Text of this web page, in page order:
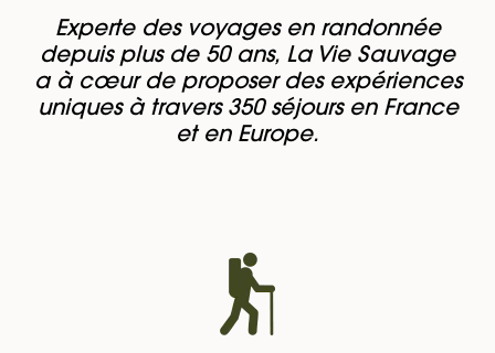
Experte des voyages en randonnée
depuis plus de 50 ans, La Vie Sauvage
a à cœur de proposer des expériences
uniques à travers 350 séjours en France
et en Europe.